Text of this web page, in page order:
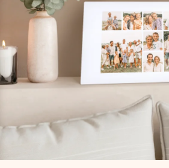
+49 39292 929695
Montag - Freitag : 8:30 - 17:00 Uhr
Samstag - Sonntag : 8:30 - 13:00 Uhr